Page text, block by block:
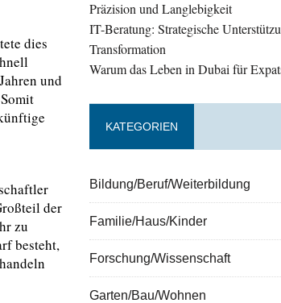
dies
und
der
zu
besteht,
Präzision und Langlebigkeit
IT-Beratung: Strategische
Transformation
Warum das Leben in Dubai für
KATEGORIEN
Bildung/Beruf/Weiterbildung
Familie/Haus/Kinder
Forschung/Wissenschaft
Garten/Bau/Wohnen